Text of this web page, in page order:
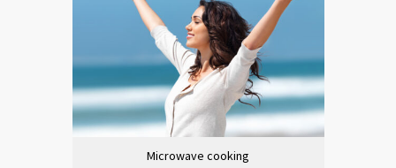
Microwave cooking